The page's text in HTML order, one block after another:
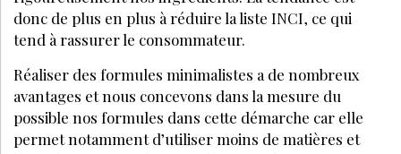
CONGRÈS - EVÈNEMENTS
CONTACT